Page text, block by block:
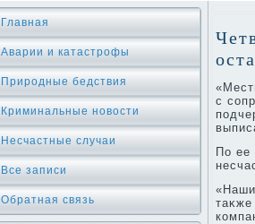
Главная
Аварии и катастрофы
Природные бедствия
Криминальные новοсти
Несчастные случаи
Все записи
Обратная связь
с
По ее